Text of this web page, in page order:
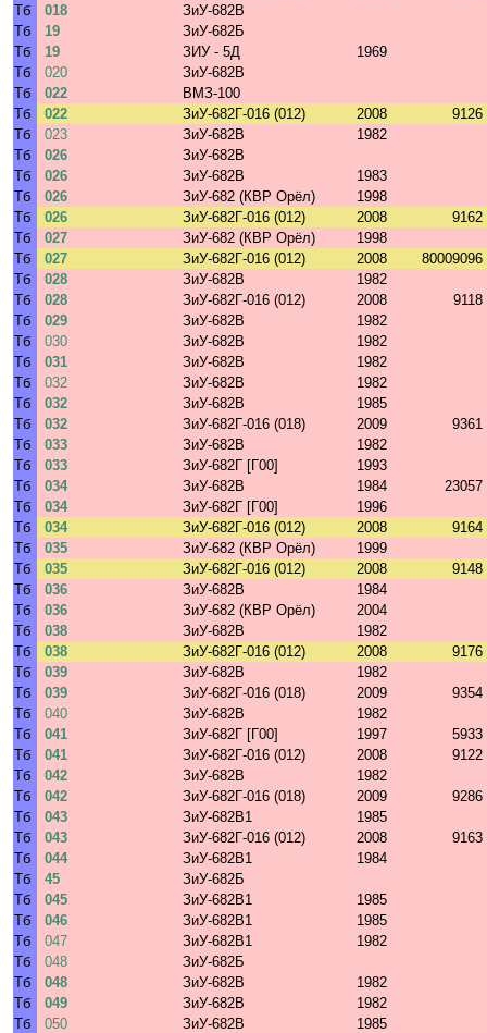
Тб
018
ЗиУ-682В
Тб
19
ЗиУ-682Б
Тб
19 ЗИУ - 5Д
1969
Тб
020
ЗиУ-682В
Тб
022
ВМЗ-100
Тб
022 ЗиУ-682Г-016 (012) 2008
9126
Тб
023 ЗиУ-682В
1982
Тб
026
ЗиУ-682В
Тб
026 ЗиУ-682В
1983
Тб
026 ЗиУ-682 (КВР Орёл)
1998
Тб
026 ЗиУ-682Г-016 (012) 2008
9162
Тб
027 ЗиУ-682 (КВР Орёл)
1998
Тб
027 ЗиУ-682Г-016 (012) 2008
80009096
Тб
028 ЗиУ-682В
1982
Тб
028 ЗиУ-682Г-016 (012) 2008
9118
Тб
029 ЗиУ-682В
1982
Тб
030 ЗиУ-682В
1982
Тб
031 ЗиУ-682В
1982
Тб
032 ЗиУ-682В
1982
Тб
032 ЗиУ-682В
1985
Тб
032 ЗиУ-682Г-016 (018) 2009
9361
Тб
033 ЗиУ-682В
1982
Тб
033 ЗиУ-682Г [Г00]
1993
Тб
034 ЗиУ-682В 1984
23057
Тб
034 ЗиУ-682Г [Г00]
1996
Тб
034 ЗиУ-682Г-016 (012) 2008
9164
Тб
035 ЗиУ-682 (КВР Орёл)
1999
Тб
035 ЗиУ-682Г-016 (012) 2008
9148
Тб
036 ЗиУ-682В
1984
Тб
036 ЗиУ-682 (КВР Орёл)
2004
Тб
038 ЗиУ-682В
1982
Тб
038 ЗиУ-682Г-016 (012) 2008
9176
Тб
039 ЗиУ-682В
1982
Тб
039 ЗиУ-682Г-016 (018) 2009
9354
Тб
040 ЗиУ-682В
1982
Тб
041 ЗиУ-682Г [Г00] 1997
5933
Тб
041 ЗиУ-682Г-016 (012) 2008
9122
Тб
042 ЗиУ-682В
1982
Тб
042 ЗиУ-682Г-016 (018) 2009
9286
Тб
043 ЗиУ-682В1
1985
Тб
043 ЗиУ-682Г-016 (012) 2008
9163
Тб
044 ЗиУ-682В1
1984
Тб
45
ЗиУ-682Б
Тб
045 ЗиУ-682В1
1985
Тб
046 ЗиУ-682В1
1985
Тб
047 ЗиУ-682В1
1982
Тб
048
ЗиУ-682Б
Тб
048 ЗиУ-682В
1982
Тб
049 ЗиУ-682В
1982
Тб
050 ЗиУ-682В
1985